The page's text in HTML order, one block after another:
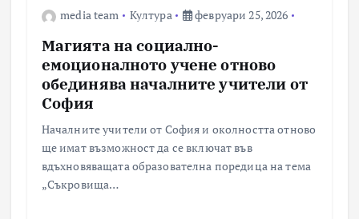
media team Култура февруари 25, 2026
Магията на социално-
емоционалното учене отново
обединява началните учители от
София
Началните учители от София и околността отново
ще имат възможност да се включат във
вдъхновяващата образователна поредица на тема
„Съкровища…